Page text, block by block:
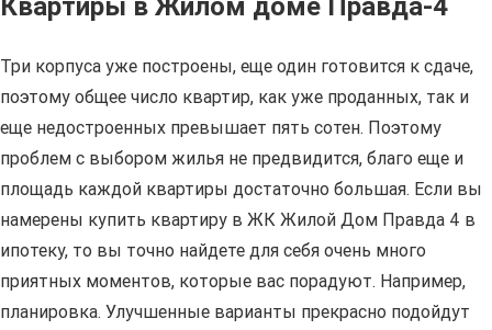
Квартиры в Жилом доме Правда-4
Три корпуса уже построены, еще один готовится к сдаче,
поэтому общее число квартир, как уже проданных, так и
еще недостроенных превышает пять сотен. Поэтому
проблем с выбором жилья не предвидится, благо еще и
площадь каждой квартиры достаточно большая. Если вы
намерены купить квартиру в ЖК Жилой Дом Правда 4 в
ипотеку, то вы точно найдете для себя очень много
приятных моментов, которые вас порадуют. Например,
планировка. Улучшенные варианты прекрасно подойдут